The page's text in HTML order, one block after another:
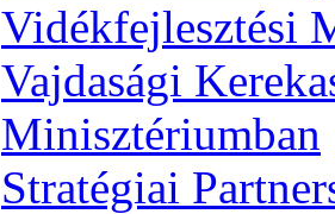
Vidékfejlesztési
Vajdasági
Minisztériumban
Stratégiai